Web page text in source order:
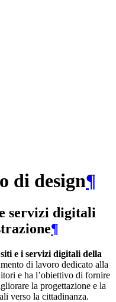
di design¶
servizi digitali
¶
e i servizi digitali della
di lavoro dedicato alla
e ha l’obiettivo di fornire
la progettazione e la
verso la cittadinanza.